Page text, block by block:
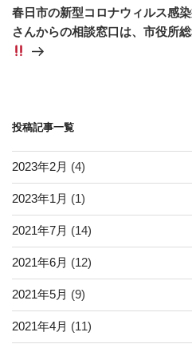
ー
シ
ョ
の
投
稿
春日市の新型コロナウィルス感
さんからの相談窓口は、市役所
投稿記事一覧
2023年2月 (4)
2023年1月 (1)
2021年7月 (14)
2021年6月 (12)
2021年5月 (9)
2021年4月 (11)